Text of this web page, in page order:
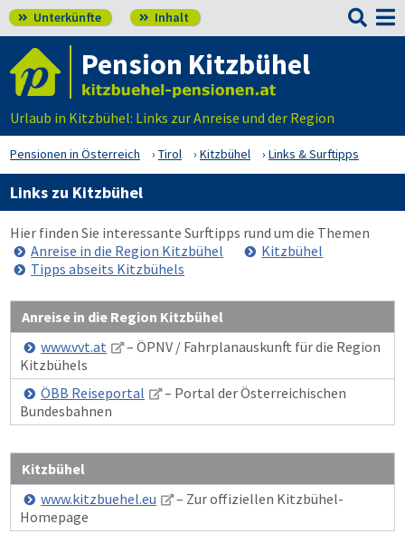
 Unterkünfte  Inhalt 
Pension Kitzbühel
Urlaub in Kitzbühel: Links zur Anreise und der Region
Pensionen in Österreich Tirol Kitzbühel Links & Surftipps
Links zu Kitzbühel
Hier finden Sie interessante Surftipps rund um die Themen
Anreise in die Region Kitzbühel
Kitzbühel
Tipps abseits Kitzbühels
Anreise in die Region Kitzbühel
www.vvt.at
– ÖPNV / Fahrplanauskunft für die Region
Kitzbühels
ÖBB Reiseportal
– Portal der Österreichischen
Bundesbahnen
Kitzbühel
www.kitzbuehel.eu
– Zur offiziellen Kitzbühel-
Homepage